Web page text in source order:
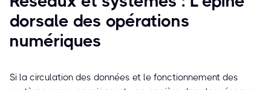
dorsale des opérations
numériques
Si la circulation des données et le fonctionnement des